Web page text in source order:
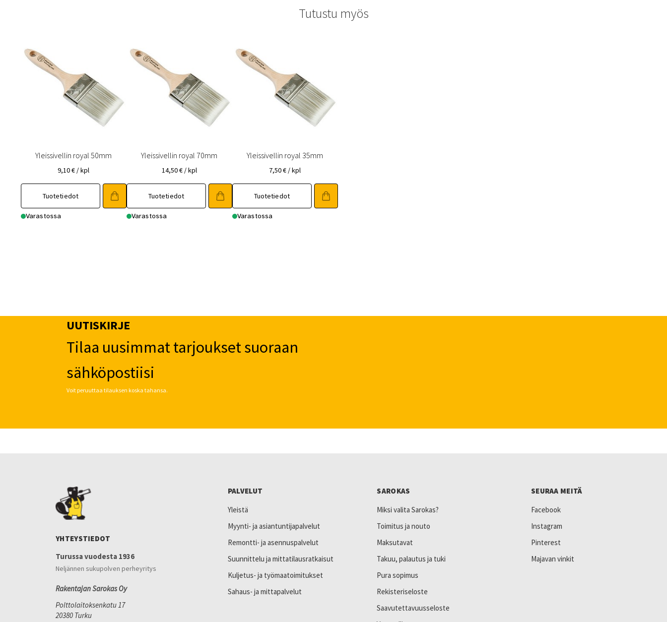
Tutustu myös
Yleissivellin royal 50mm
9,10€ / kpl
Tuotetiedot
Varastossa
Yleissivellin royal 70mm
14,50€ / kpl
Tuotetiedot
Varastossa
Yleissivellin royal 35mm
7,50€ / kpl
Tuotetiedot
Varastossa
UUTISKIRJE
Tilaa uusimmat tarjoukset suoraan
sähköpostiisi
Voit peruuttaa tilauksen koska tahansa.
YHTEYSTIEDOT
Turussa vuodesta 1936
Neljännen sukupolven perheyritys
Rakentajan Sarokas Oy
Polttolaitoksenkatu 17
20380 Turku
PALVELUT
Yleistä
Myynti- ja asiantuntijapalvelut
Remontti- ja asennuspalvelut
Suunnittelu ja mittatilausratkaisut
Kuljetus- ja työmaatoimitukset
Sahaus- ja mittapalvelut
SAROKAS
Miksi valita Sarokas?
Toimitus ja nouto
Maksutavat
Takuu, palautus ja tuki
Pura sopimus
Rekisteriseloste
Saavutettavuusseloste
SEURAA MEITÄ
Facebook
Instagram
Pinterest
Majavan vinkit